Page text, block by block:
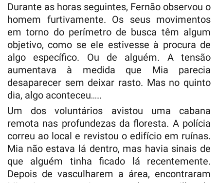
Durante as horas seguintes, Fernão observou o
homem furtivamente. Os seus movimentos
em torno do perímetro de busca têm algum
objetivo, como se ele estivesse à procura de
algo específico. Ou de alguém. A tensão
aumentava à medida que Mia parecia
desaparecer sem deixar rasto. Mas no quinto
dia, algo aconteceu…..
Um dos voluntários avistou uma cabana
remota nas profundezas da floresta. A polícia
correu ao local e revistou o edifício em ruínas.
Mia não estava lá dentro, mas havia sinais de
que alguém tinha ficado lá recentemente.
Depois de vasculharem a área, encontraram